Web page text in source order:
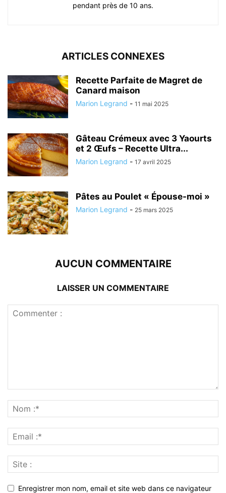
pendant près de 10 ans.
ARTICLES CONNEXES
Recette Parfaite de Magret de
Canard maison
Marion Legrand - 11 mai 2025
Gâteau Crémeux avec 3 Yaourts
et 2 Œufs – Recette Ultra...
Marion Legrand - 17 avril 2025
Pâtes au Poulet « Épouse-moi »
Marion Legrand - 25 mars 2025
AUCUN COMMENTAIRE
LAISSER UN COMMENTAIRE
Enregistrer mon nom, email et site web dans ce navigateur